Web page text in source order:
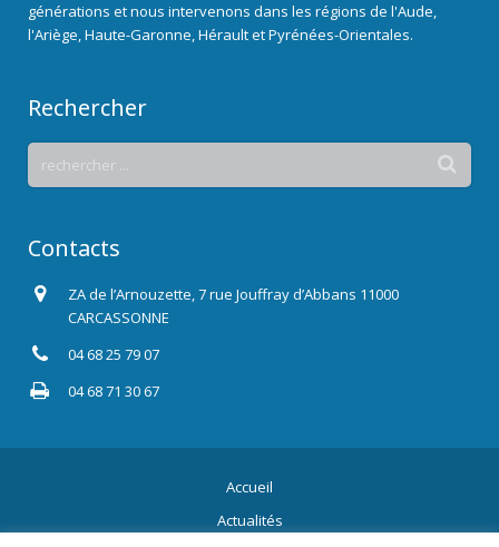
générations et nous intervenons dans les régions de l'Aude,
l'Ariège, Haute-Garonne, Hérault et Pyrénées-Orientales.
Rechercher
Contacts
ZA de l’Arnouzette, 7 rue Jouffray d’Abbans 11000
CARCASSONNE
04 68 25 79 07
04 68 71 30 67
Accueil
Actualités